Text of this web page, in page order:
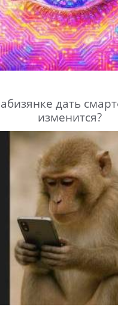
дать
изменится?